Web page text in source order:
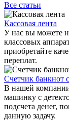
Все статьи
Кассовая лента
У нас вы можете
классовых
приобретайте
переплат.
Счетчик банкнот
В нашей
машинку с
подсчета денег,
данную задачу.